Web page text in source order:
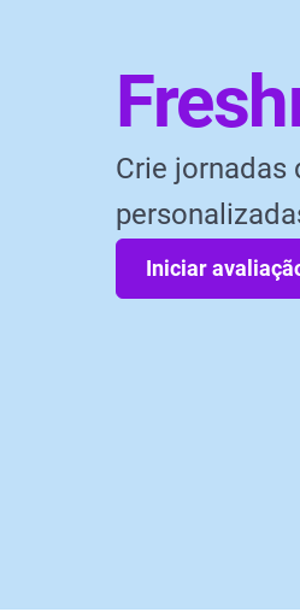
Crie jornadas
Iniciar